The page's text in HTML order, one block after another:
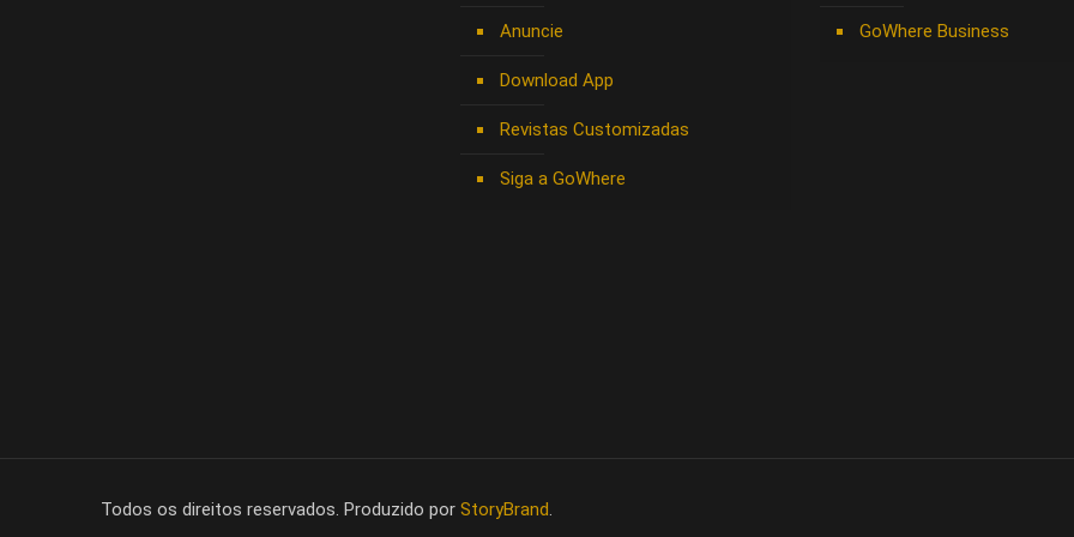
Anuncie
Download App
Revistas Customizadas
Siga a GoWhere
GoWhere Business
Todos os direitos reservados. Produzido por StoryBrand.